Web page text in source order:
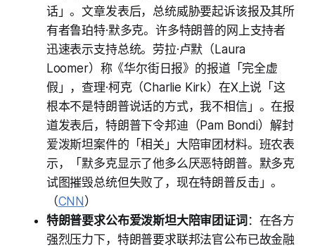
话」。文章发表后，总统威胁要起诉该报及其所
有者鲁珀特·默多克。许多特朗普的网上支持者
迅速表示支持总统。劳拉·卢默（Laura
Loomer）称《华尔街日报》的报道「完全虚
假」，查理·柯克（Charlie Kirk）在X上说「这
根本不是特朗普说话的方式，我不相信」。在报
道发表后，特朗普下令邦迪（Pam Bondi）解封
爱泼斯坦案件的「相关」大陪审团材料。班农表
示，「默多克显示了他多么厌恶特朗普。默多克
试图摧毁总统但失败了，现在特朗普反击」。
（CNN）
特朗普要求公布爱泼斯坦大陪审团证词 ：在各方
强烈压力下，特朗普要求联邦法官公布已故金融